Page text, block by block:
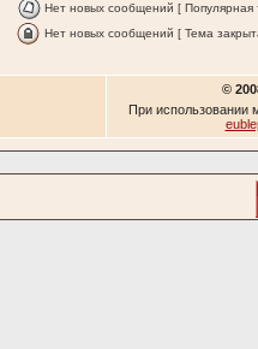
Нет новых сообщений [ Популярная
Нет новых сообщений [ Тема
©
При использовании